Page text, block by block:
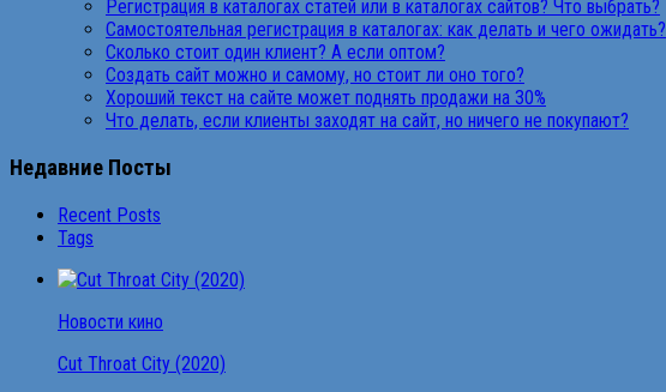
Регистрация в каталогах статей или в каталогах сайтов? Что выбрать?
Самостоятельная регистрация в каталогах: как делать и чего ожидать?
Сколько стоит один клиент? А если оптом?
Создать сайт можно и самому, но стоит ли оно того?
Хороший текст на сайте может поднять продажи на 30%
Что делать, если клиенты заходят на сайт, но ничего не покупают?
Недавние Посты
Recent Posts
Tags
Новости кино
Cut Throat City (2020)